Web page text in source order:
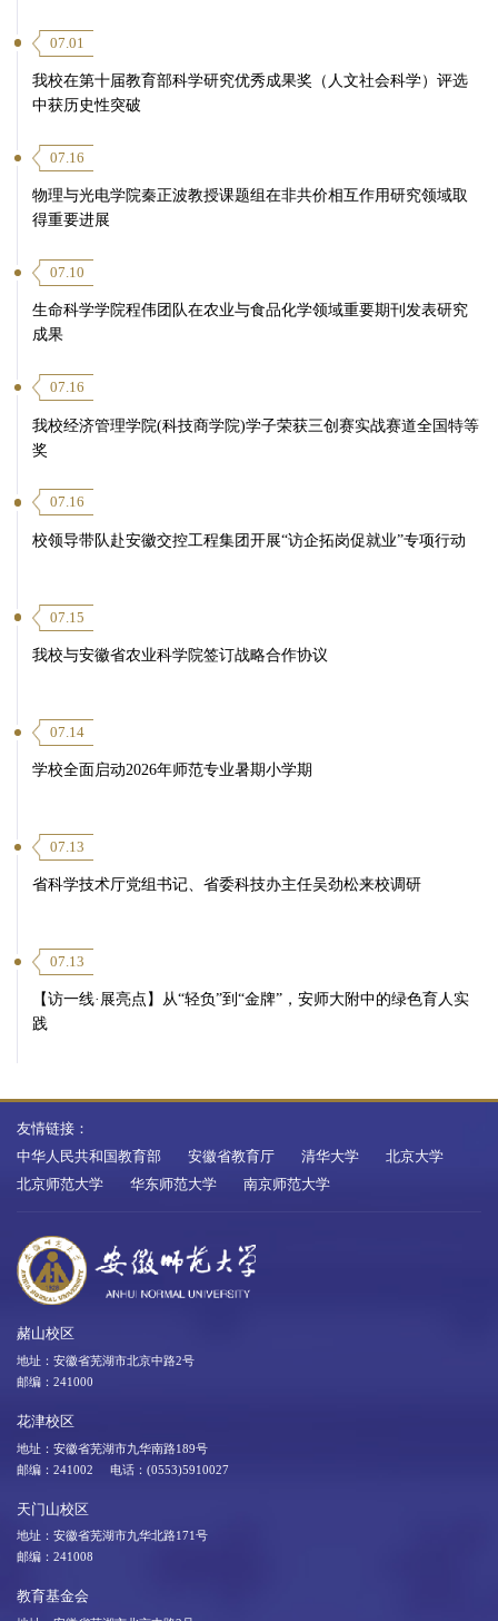
07.01
我校在第十届教育部科学研究优秀成果奖（人文社会科学）评选
中获历史性突破
07.16
物理与光电学院秦正波教授课题组在非共价相互作用研究领域取
得重要进展
07.10
生命科学学院程伟团队在农业与食品化学领域重要期刊发表研究
成果
07.16
我校经济管理学院(科技商学院)学子荣获三创赛实战赛道全国特等
奖
07.16
校领导带队赴安徽交控工程集团开展“访企拓岗促就业”专项行动
07.15
我校与安徽省农业科学院签订战略合作协议
07.14
学校全面启动2026年师范专业暑期小学期
07.13
省科学技术厅党组书记、省委科技办主任吴劲松来校调研
07.13
【访一线·展亮点】从“轻负”到“金牌”，安师大附中的绿色育人实
践
友情链接：
中华人民共和国教育部
安徽省教育厅 清华大学
北京大学
北京师范大学
华东师范大学 南京师范大学
赭山校区
地址：安徽省芜湖市北京中路2号
邮编：241000
花津校区
地址：安徽省芜湖市九华南路189号
邮编：241002 电话：(0553)5910027
天门山校区
地址：安徽省芜湖市九华北路171号
邮编：241008
教育基金会